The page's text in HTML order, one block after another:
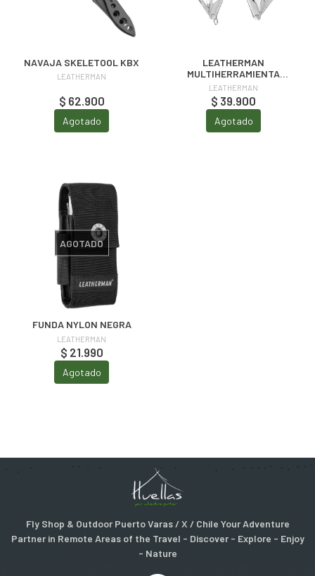
NAVAJA SKELETOOL KBX
LEATHERMAN
$ 62.900
Agotado
LEATHERMAN
MULTIHERRAMIENTA
MICRA
LEATHERMAN
$ 39.900
Agotado
AGOTADO
FUNDA NYLON NEGRA
LEATHERMAN
$ 21.990
Agotado
Fly Shop & Outdoor Puerto Varas / X / Chile Your Adventure
Partner in Remote Areas of the Travel - Discover - Explore - Enjoy
- Nature